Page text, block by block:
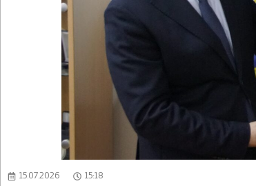
15.07.2026 15:18